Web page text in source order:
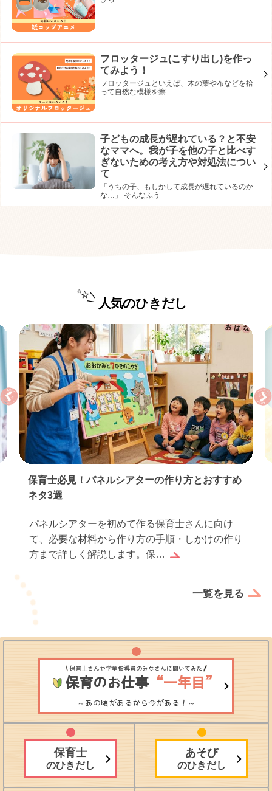
フロッタージュ(こすり出し)を作っ
てみよう！
フロッタージュといえば、木の葉や布などを拾
って自然な模様を擦
子どもの成長が遅れている？と不安
なママへ。我が子を他の子と比べす
ぎないための考え方や対処法につい
て
「うちの子、もしかして成長が遅れているのか
な…」 そんなふう
人気のひきだし
保育実習のお礼状の書き方｜基本マナーとすぐ使
える例文…
保育実習が終わったら、お世話になった園や先生
方へお礼状を書くのは感謝の気持ちを伝えるだけ
でなく、実習生としての誠…
一覧を見る
保育士さんや学童指導員のみなさんに聞いてみた
保育のお仕事“一年目”
～あの頃があるから今がある！～
保育士
のひきだし
あそび
のひきだし